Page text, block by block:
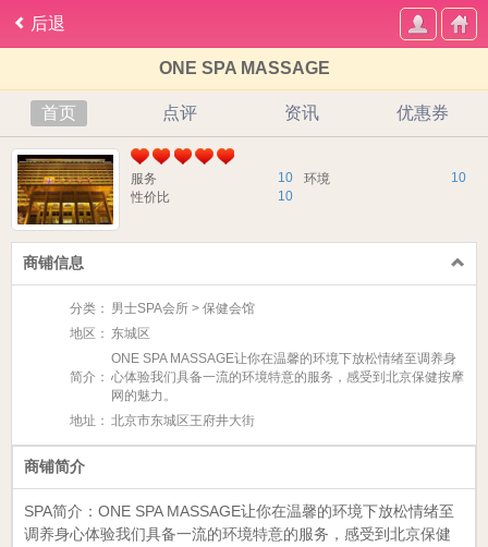
后退
ONE SPA MASSAGE
首页 点评 资讯 优惠券
10
服务 10
环境
10
性价比
商铺信息
分类： 男士SPA会所 > 保健会馆
地区： 东城区
简介：
ONE SPA MASSAGE让你在温馨的环境下放松情绪至调养身
心体验我们具备一流的环境特意的服务，感受到北京保健按摩
网的魅力。
地址： 北京市东城区王府井大街​
商铺简介
SPA简介： ONE SPA MASSAGE让你在温馨的环境下放松情绪至
调养身心体验我们具备一流的环境特意的服务，感受到北京保健